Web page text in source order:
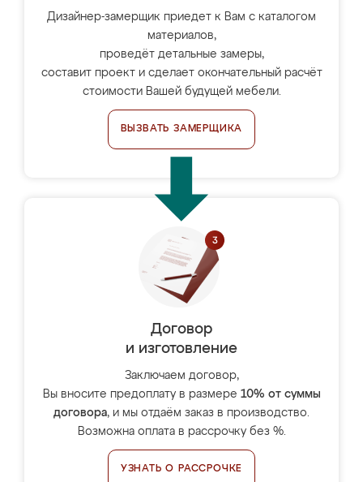
Дизайнер-замерщик приедет к Вам с каталогом
материалов,
проведёт детальные замеры,
составит проект и сделает окончательный расчёт
стоимости Вашей будущей мебели.
ВЫЗВАТЬ ЗАМЕРЩИКА
Договор
и изготовление
Заключаем договор,
Вы вносите предоплату в размере 10% от суммы
договора, и мы отдаём заказ в производство.
Возможна оплата в рассрочку без %.
УЗНАТЬ О РАССРОЧКЕ